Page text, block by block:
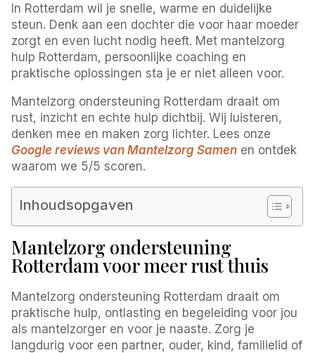
In Rotterdam wil je snelle, warme en duidelijke
steun. Denk aan een dochter die voor haar moeder
zorgt en even lucht nodig heeft. Met mantelzorg
hulp Rotterdam, persoonlijke coaching en
praktische oplossingen sta je er niet alleen voor.
Mantelzorg ondersteuning Rotterdam draait om
rust, inzicht en echte hulp dichtbij. Wij luisteren,
denken mee en maken zorg lichter. Lees onze
Google reviews van Mantelzorg Samen en ontdek
waarom we 5/5 scoren.
Inhoudsopgaven
Mantelzorg ondersteuning
Rotterdam voor meer rust thuis
Mantelzorg ondersteuning Rotterdam draait om
praktische hulp, ontlasting en begeleiding voor jou
als mantelzorger en voor je naaste. Zorg je
langdurig voor een partner, ouder, kind, familielid of